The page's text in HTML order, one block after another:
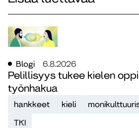
Blogi 6.8.2026
Pelillisyys tukee kielen
työnhakua
hankkeet kieli
TKI